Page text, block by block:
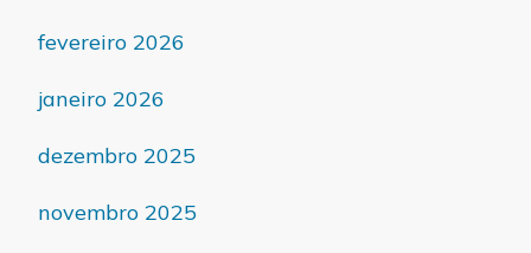
fevereiro 2026
janeiro 2026
dezembro 2025
novembro 2025